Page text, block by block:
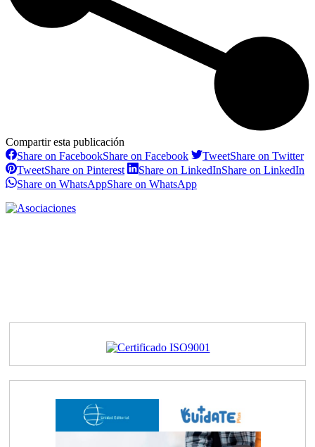
Compartir esta publicación
Share on FacebookShare on Facebook TweetShare on Twitter
TweetShare on Pinterest Share on LinkedInShare on LinkedIn
Share on WhatsAppShare on WhatsApp